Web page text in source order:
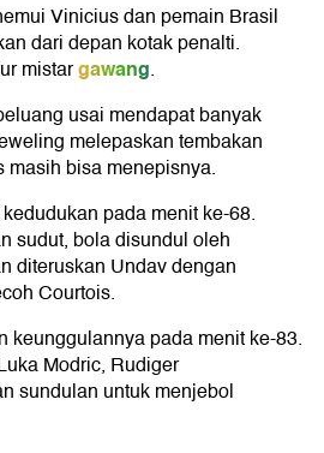
Vinicius dan pemain Brasil
dari depan kotak penalti.
mistargawang.
usai mendapat banyak
melepaskan tembakan
masih bisa menepisnya.
pada menit ke-68.
sudut, bola disundul oleh
diteruskan Undav dengan
Courtois.
keunggulannya pada menit ke-83.
Modric, Rudiger
sundulan untuk menjebol